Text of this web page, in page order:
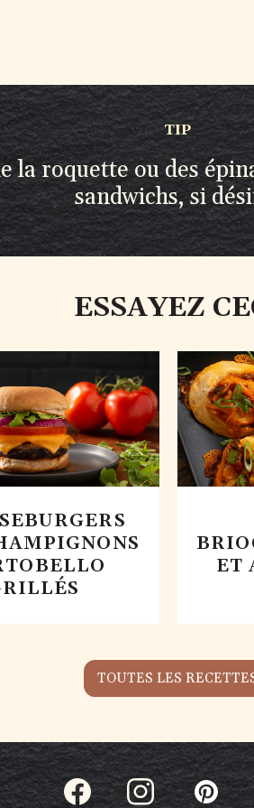
TIP
la roquette ou des
sandwichs, si
ESSAYEZ
ET
TOUTES LES